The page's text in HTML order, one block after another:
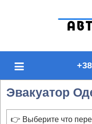
Эвакуатор
👉 Выберите что